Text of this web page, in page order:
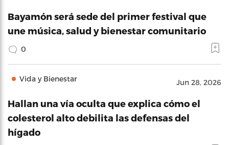
Bayamón será sede del primer festival que
une música, salud y bienestar comunitario
0
Vida y Bienestar Jun 28, 2026
Hallan una vía oculta que explica cómo el
colesterol alto debilita las defensas del
hígado